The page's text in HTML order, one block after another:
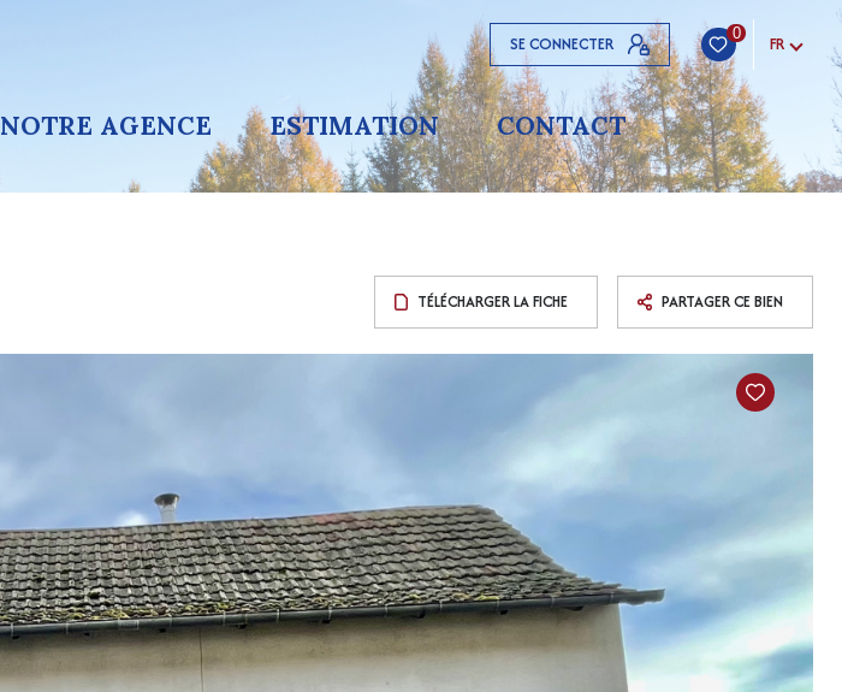
SE CONNECTER 0 FR
NOTRE AGENCE ESTIMATION CONTACT
TÉLÉCHARGER LA FICHE PARTAGER CE BIEN